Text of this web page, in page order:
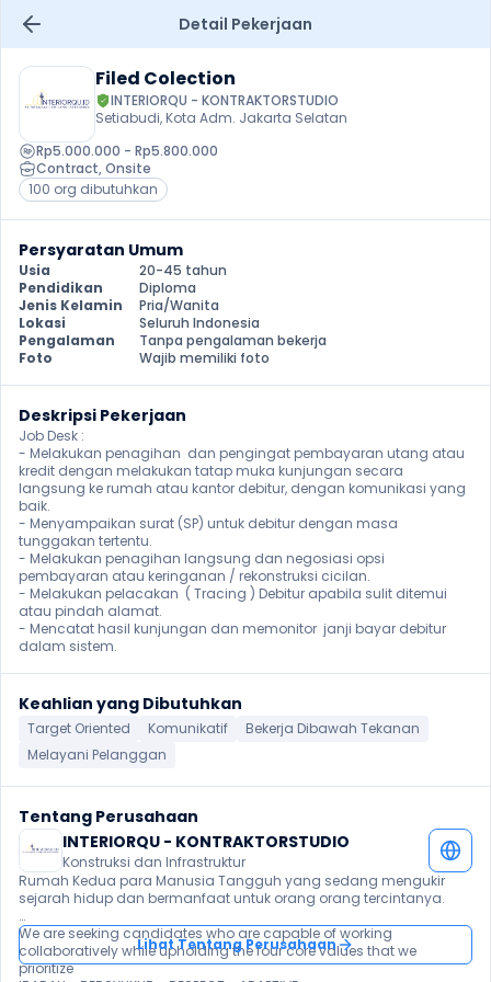
Detail Pekerjaan
Filed Colection
INTERIORQU - KONTRAKTORSTUDIO
Setiabudi, Kota Adm. Jakarta Selatan
Rp5.000.000 - Rp5.800.000
Contract, Onsite
100 org dibutuhkan
Persyaratan Umum
Usia
20-45 tahun
Pendidikan
Diploma
Jenis Kelamin
Pria/Wanita
Lokasi
Seluruh Indonesia
Pengalaman
Tanpa pengalaman bekerja
Foto
Wajib memiliki foto
Deskripsi Pekerjaan
Job Desk :
- Melakukan penagihan  dan pengingat pembayaran utang atau
kredit dengan melakukan tatap muka kunjungan secara
langsung ke rumah atau kantor debitur, dengan komunikasi yang
baik.
- Menyampaikan surat (SP) untuk debitur dengan masa
tunggakan tertentu.
- Melakukan penagihan langsung dan negosiasi opsi
pembayaran atau keringanan / rekonstruksi cicilan.
- Melakukan pelacakan  ( Tracing ) Debitur apabila sulit ditemui
atau pindah alamat.
- Mencatat hasil kunjungan dan memonitor  janji bayar debitur
dalam sistem.
Keahlian yang Dibutuhkan
Target Oriented Komunikatif
Bekerja Dibawah Tekanan
Melayani Pelanggan
Tentang Perusahaan
INTERIORQU - KONTRAKTORSTUDIO
Konstruksi dan Infrastruktur
Rumah Kedua para Manusia Tangguh yang sedang mengukir
sejarah hidup dan bermanfaat untuk orang orang tercintanya.
We are seeking candidates who are capable of working
collaboratively while upholding the four core values that we
prioritize
Lihat Tentang Perusahaan